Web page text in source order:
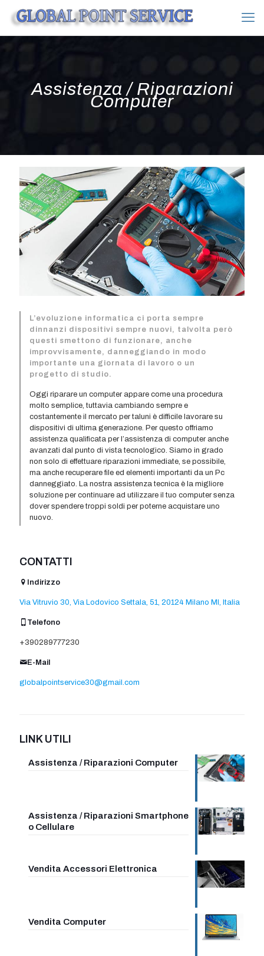
Assistenza / Riparazioni
Computer
L’evoluzione informatica ci porta sempre
dinnanzi dispositivi sempre nuovi, talvolta però
questi smettono di funzionare, anche
improvvisamente, danneggiando in modo
importante una giornata di lavoro o un
progetto di studio.
Oggi riparare un computer appare come una procedura
molto semplice, tuttavia cambiando sempre e
costantemente il mercato per taluni è difficile lavorare su
dispositivi di ultima generazione. Per questo offriamo
assistenza qualificata per l’assistenza di computer anche
avanzati dal punto di vista tecnologico. Siamo in grado
non solo di effettuare riparazioni immediate, se possibile,
ma anche recuperare file ed elementi importanti da un Pc
danneggiato. La nostra assistenza tecnica è la migliore
soluzione per continuare ad utilizzare il tuo computer senza
dover spendere troppi soldi per poterne acquistare uno
nuovo.
CONTATTI
Indirizzo
Via Vitruvio 30, Via Lodovico Settala, 51, 20124 Milano MI, Italia
Telefono
+390289777230
E-Mail
globalpointservice30@gmail.com
LINK UTILI
Assistenza / Riparazioni Computer
Assistenza / Riparazioni Smartphone
o Cellulare
Vendita Accessori Elettronica
Vendita Computer